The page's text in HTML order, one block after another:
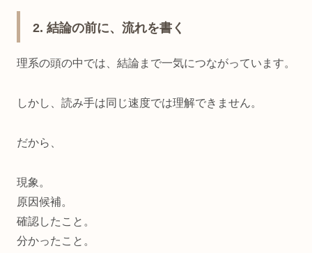
2. 結論の前に、流れを書く
理系の頭の中では、結論まで一気につながっています。
しかし、読み手は同じ速度では理解できません。
だから、
現象。
原因候補。
確認したこと。
分かったこと。